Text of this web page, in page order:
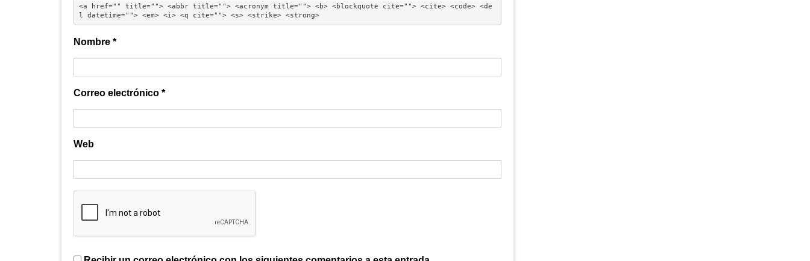
<a href="" title=""> <abbr title=""> <acronym title=""> <b> <blockquote cite=""> <cite> <code> <de
l datetime=""> <em> <i> <q cite=""> <s> <strike> <strong>
Nombre *
Correo electrónico *
Web